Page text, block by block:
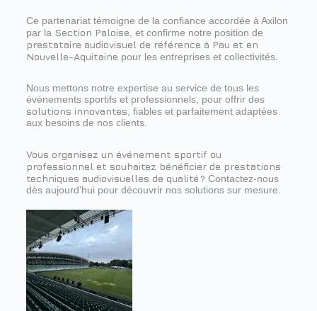
Ce partenariat témoigne de la confiance accordée à Axilon
par la Section Paloise, et confirme notre position de
prestataire audiovisuel de référence à Pau et en
Nouvelle-Aquitainepour les entreprises et collectivités.
Nous mettons notre expertise au service de tous les
événements sportifs et professionnels, pour offrir des
solutions innovantes , fiables et parfaitement adaptées
aux besoins de nos clients.
Vous organisez un événement sportif ou
professionnel et souhaitez bénéficier de prestations
techniques audiovisuelles de qualité ? Contactez-nous
dès aujourd’hui pour découvrir nos solutions sur mesure.